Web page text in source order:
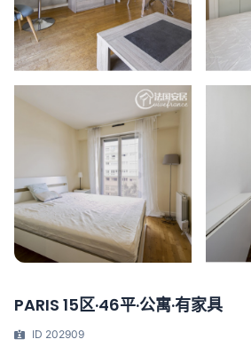
PARIS 15区·46平·公寓·有家具
ID 202909